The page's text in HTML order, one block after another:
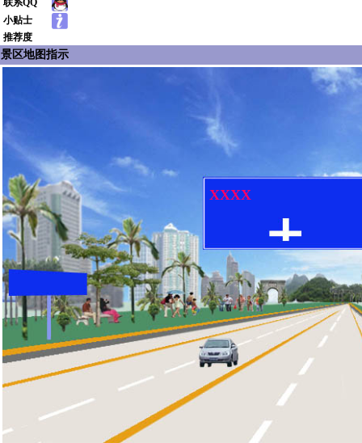
联系QQ
小贴士
推荐度
景区地图指示
XXXX